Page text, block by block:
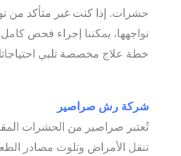
حشرات. إذا كنت غير متأكد من
تواجهها، يمكننا إجراء فحص
خطة علاج مخصصة تلبي
شركة رش صراصير
تُعتبر صراصير من الحشرات
تنقل الأمراض وتلوث مصادر